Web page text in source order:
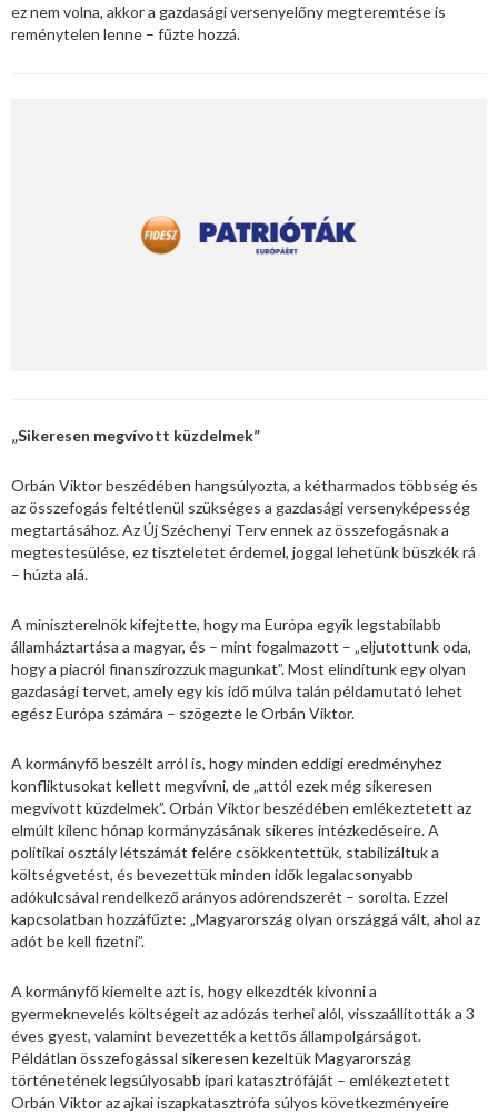
ez nem volna, akkor a gazdasági versenyelőny megteremtése is
reménytelen lenne – fűzte hozzá.
„Sikeresen megvívott küzdelmek”
Orbán Viktor beszédében hangsúlyozta, a kétharmados többség és
az összefogás feltétlenül szükséges a gazdasági versenyképesség
megtartásához. Az Új Széchenyi Terv ennek az összefogásnak a
megtestesülése, ez tiszteletet érdemel, joggal lehetünk büszkék rá
– húzta alá.
A miniszterelnök kifejtette, hogy ma Európa egyik legstabilabb
államháztartása a magyar, és – mint fogalmazott – „eljutottunk oda,
hogy a piacról finanszírozzuk magunkat”. Most elindítunk egy olyan
gazdasági tervet, amely egy kis idő múlva talán példamutató lehet
egész Európa számára – szögezte le Orbán Viktor.
A kormányfő beszélt arról is, hogy minden eddigi eredményhez
konfliktusokat kellett megvívni, de „attól ezek még sikeresen
megvívott küzdelmek”. Orbán Viktor beszédében emlékeztetett az
elmúlt kilenc hónap kormányzásának sikeres intézkedéseire. A
politikai osztály létszámát felére csökkentettük, stabilizáltuk a
költségvetést, és bevezettük minden idők legalacsonyabb
adókulcsával rendelkező arányos adórendszerét – sorolta. Ezzel
kapcsolatban hozzáfűzte: „Magyarország olyan országgá vált, ahol az
adót be kell fizetni”.
A kormányfő kiemelte azt is, hogy elkezdték kivonni a
gyermeknevelés költségeit az adózás terhei alól, visszaállították a 3
éves gyest, valamint bevezették a kettős állampolgárságot.
Példátlan összefogással sikeresen kezeltük Magyarország
történetének legsúlyosabb ipari katasztrófáját – emlékeztetett
Orbán Viktor az ajkai iszapkatasztrófa súlyos következményeire